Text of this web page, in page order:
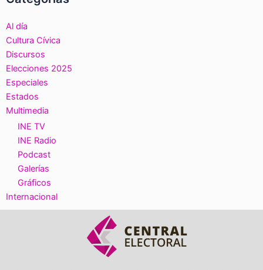
Al día
Cultura Cívica
Discursos
Elecciones 2025
Especiales
Estados
Multimedia
INE TV
INE Radio
Podcast
Galerías
Gráficos
Internacional